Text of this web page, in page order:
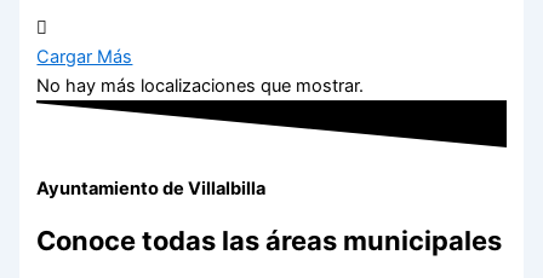
Cargar Más
No hay más localizaciones que mostrar.
Ayuntamiento de Villalbilla
Conoce todas las áreas municipales